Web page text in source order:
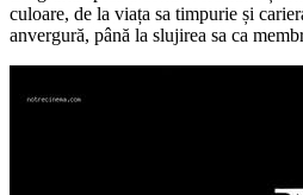
culoare, de la viața sa timpurie și
anvergură, până la slujirea sa ca